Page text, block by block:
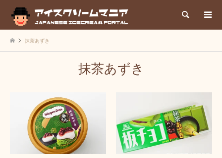
検索
抹茶あずき
抹茶あずき